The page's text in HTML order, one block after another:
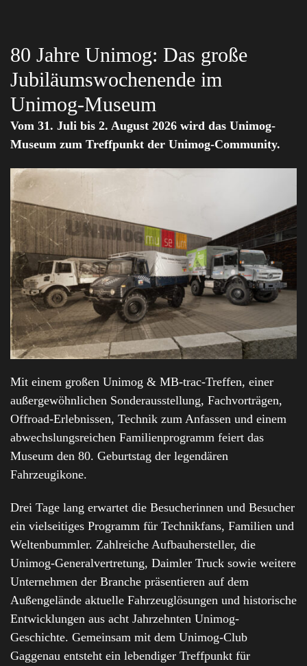
80 Jahre Unimog: Das große
Jubiläumswochenende im
Unimog-Museum
Vom 31. Juli bis 2. August 2026 wird das Unimog-
Museum zum Treffpunkt der Unimog-Community.
Mit einem großen Unimog & MB-trac-Treffen, einer
außergewöhnlichen Sonderausstellung, Fachvorträgen,
Offroad-Erlebnissen, Technik zum Anfassen und einem
abwechslungsreichen Familienprogramm feiert das
Museum den 80. Geburtstag der legendären
Fahrzeugikone.
Drei Tage lang erwartet die Besucherinnen und Besucher
ein vielseitiges Programm für Technikfans, Familien und
Weltenbummler. Zahlreiche Aufbauhersteller, die
Unimog-Generalvertretung, Daimler Truck sowie weitere
Unternehmen der Branche präsentieren auf dem
Außengelände aktuelle Fahrzeuglösungen und historische
Entwicklungen aus acht Jahrzehnten Unimog-
Geschichte. Gemeinsam mit dem Unimog-Club
Gaggenau entsteht ein lebendiger Treffpunkt für